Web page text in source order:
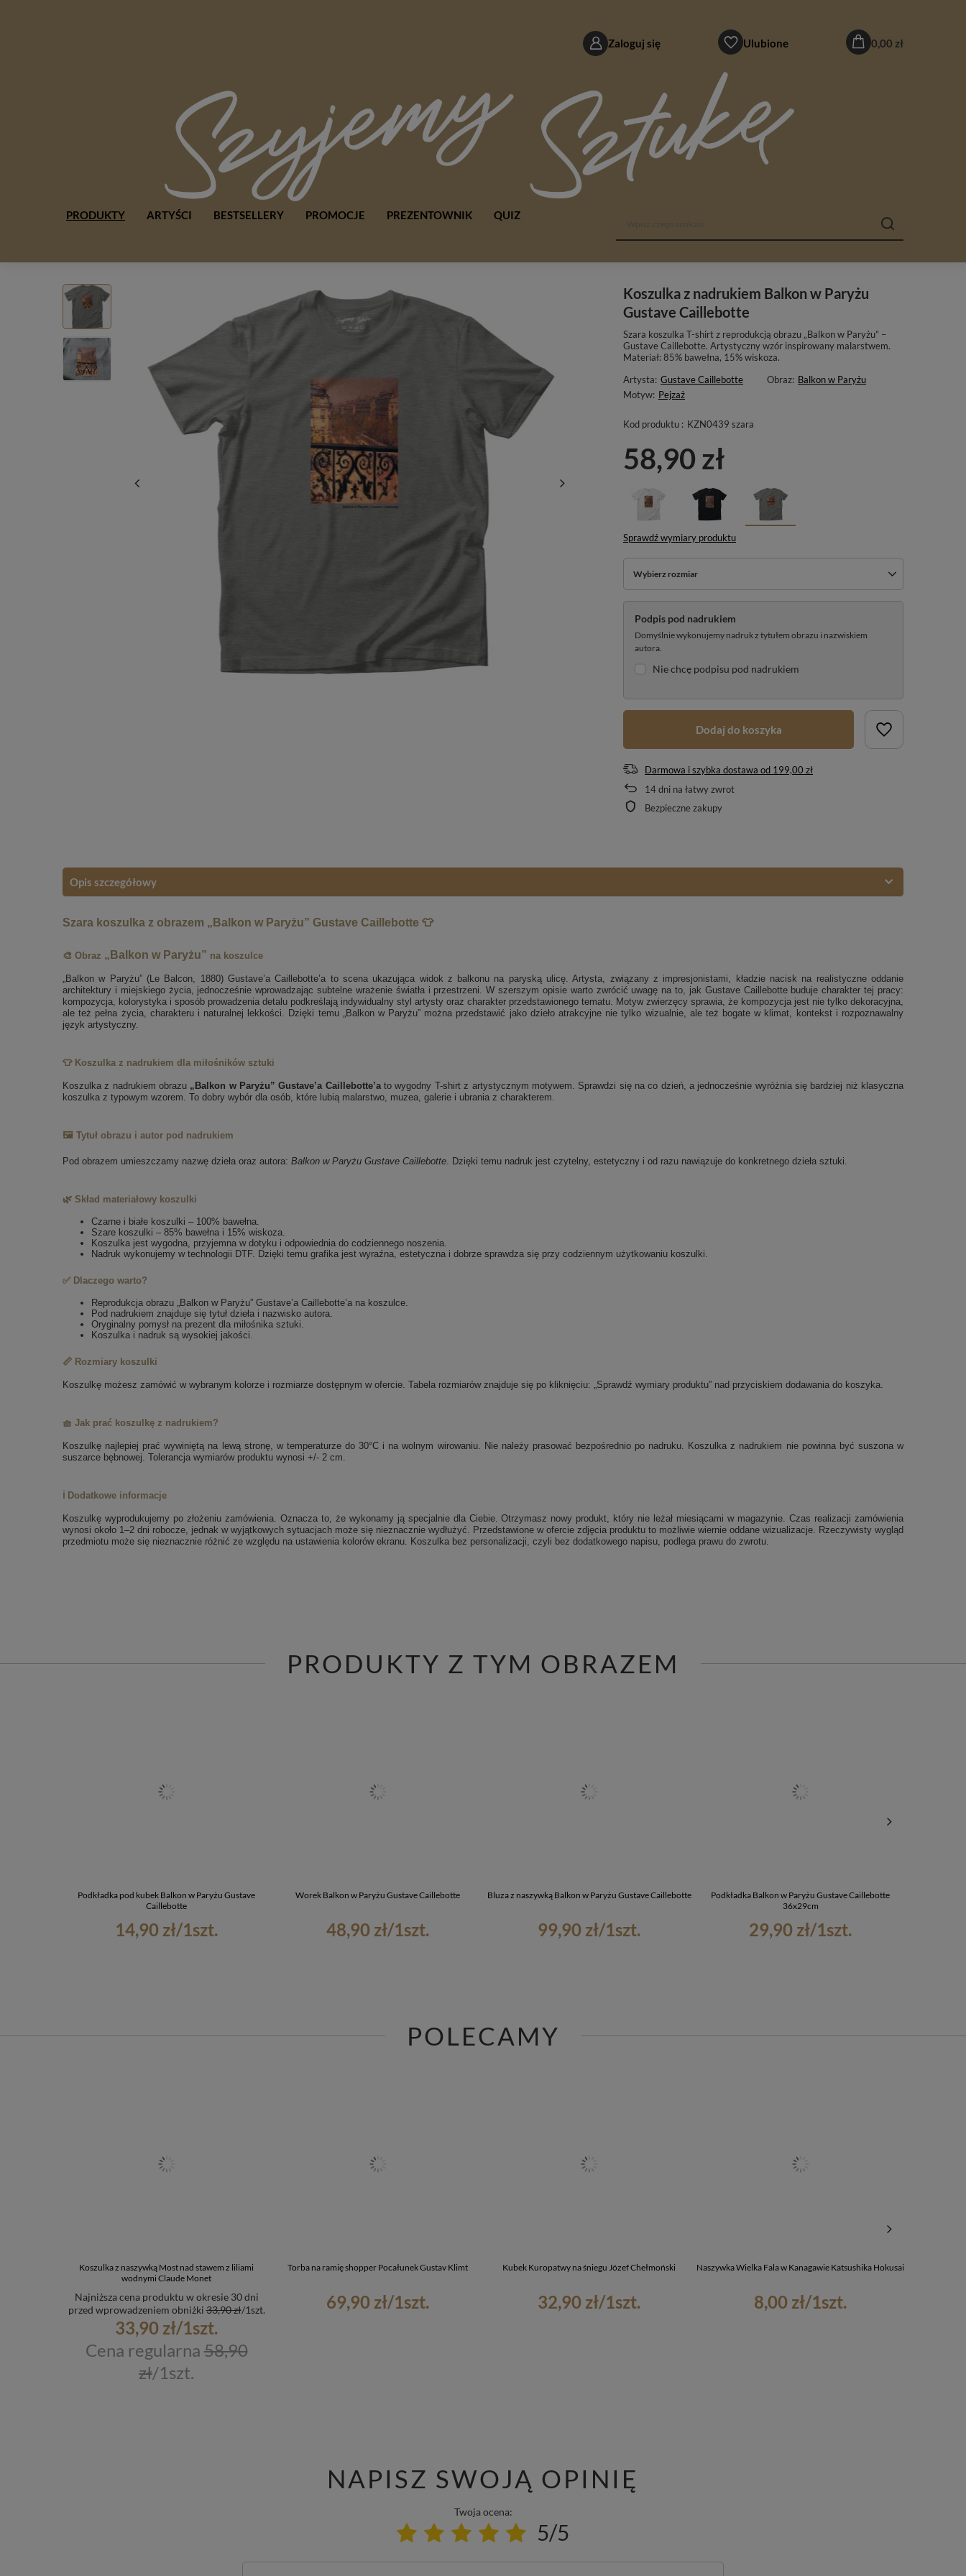
Zaloguj się Ulubione 0,00 zł
PRODUKTY ARTYŚCI BESTSELLERY PROMOCJE PREZENTOWNIK QUIZ
Koszulka z nadrukiem Balkon w Paryżu
Gustave Caillebotte
Szara koszulka T-shirt z reprodukcją obrazu „Balkon w Paryżu” –
Gustave Caillebotte. Artystyczny wzór inspirowany malarstwem.
Materiał: 85% bawełna, 15% wiskoza.
Artysta: Gustave Caillebotte Obraz: Balkon w Paryżu
Motyw: Pejzaż
Kod produktu : KZN0439 szara
58,90 zł
Sprawdź wymiary produktu
Wybierz rozmiar
Podpis pod nadrukiem
Domyślnie wykonujemy nadruk z tytułem obrazu i nazwiskiem
autora.
Nie chcę podpisu pod nadrukiem
Dodaj do koszyka
Darmowa i szybka dostawa od 199,00 zł
14dni na łatwy zwrot
Bezpieczne zakupy
Opis szczegółowy
Szara koszulka z obrazem „Balkon w Paryżu” Gustave Caillebotte 👕
🎨 Obraz „Balkon w Paryżu” na koszulce
„Balkon w Paryżu” (Le Balcon, 1880) Gustave’a Caillebotte’a to scena ukazująca widok z balkonu na paryską ulicę. Artysta, związany z impresjonistami, kładzie nacisk na realistyczne oddanie
architektury i miejskiego życia, jednocześnie wprowadzając subtelne wrażenie światła i przestrzeni. W szerszym opisie warto zwrócić uwagę na to, jak Gustave Caillebotte buduje charakter tej pracy:
kompozycja, kolorystyka i sposób prowadzenia detalu podkreślają indywidualny styl artysty oraz charakter przedstawionego tematu. Motyw zwierzęcy sprawia, że kompozycja jest nie tylko dekoracyjna,
ale też pełna życia, charakteru i naturalnej lekkości. Dzięki temu „Balkon w Paryżu” można przedstawić jako dzieło atrakcyjne nie tylko wizualnie, ale też bogate w klimat, kontekst i rozpoznawalny
język artystyczny.
👕 Koszulka z nadrukiem dla miłośników sztuki
Koszulka z nadrukiem obrazu „Balkon w Paryżu” Gustave’a Caillebotte’ato wygodny T-shirt z artystycznym motywem. Sprawdzi się na co dzień, a jednocześnie wyróżnia się bardziej niż klasyczna
koszulka z typowym wzorem. To dobry wybór dla osób, które lubią malarstwo, muzea, galerie i ubrania z charakterem.
🖼️ Tytuł obrazu i autor pod nadrukiem
Pod obrazem umieszczamy nazwę dzieła oraz autora: Balkon w Paryżu Gustave Caillebotte . Dzięki temu nadruk jest czytelny, estetyczny i od razu nawiązuje do konkretnego dzieła sztuki.
🌿 Skład materiałowy koszulki
Czarne i białe koszulki – 100% bawełna.
Szare koszulki – 85% bawełna i 15% wiskoza.
Koszulka jest wygodna, przyjemna w dotyku i odpowiednia do codziennego noszenia.
Nadruk wykonujemy w technologii DTF. Dzięki temu grafika jest wyraźna, estetyczna i dobrze sprawdza się przy codziennym użytkowaniu koszulki.
✅ Dlaczego warto?
Reprodukcja obrazu „Balkon w Paryżu” Gustave’a Caillebotte’a na koszulce.
Pod nadrukiem znajduje się tytuł dzieła i nazwisko autora.
Oryginalny pomysł na prezent dla miłośnika sztuki.
Koszulka i nadruk są wysokiej jakości.
📏 Rozmiary koszulki
Koszulkę możesz zamówić w wybranym kolorze i rozmiarze dostępnym w ofercie. Tabela rozmiarów znajduje się po kliknięciu: „Sprawdź wymiary produktu” nad przyciskiem dodawania do koszyka.
🧺 Jak prać koszulkę z nadrukiem?
Koszulkę najlepiej prać wywiniętą na lewą stronę, w temperaturze do 30°C i na wolnym wirowaniu. Nie należy prasować bezpośrednio po nadruku. Koszulka z nadrukiem nie powinna być suszona w
suszarce bębnowej. Tolerancja wymiarów produktu wynosi +/- 2 cm.
ℹ️ Dodatkowe informacje
Koszulkę wyprodukujemy po złożeniu zamówienia. Oznacza to, że wykonamy ją specjalnie dla Ciebie. Otrzymasz nowy produkt, który nie leżał miesiącami w magazynie. Czas realizacji zamówienia
wynosi około 1–2 dni robocze, jednak w wyjątkowych sytuacjach może się nieznacznie wydłużyć. Przedstawione w ofercie zdjęcia produktu to możliwie wiernie oddane wizualizacje. Rzeczywisty wygląd
przedmiotu może się nieznacznie różnić ze względu na ustawienia kolorów ekranu. Koszulka bez personalizacji, czyli bez dodatkowego napisu, podlega prawu do zwrotu.
PRODUKTY Z TYM OBRAZEM
Podkładka pod kubek Balkon w Paryżu Gustave
Caillebotte
14,90 zł/1szt.
Worek Balkon w Paryżu Gustave Caillebotte
48,90 zł/1szt.
Bluza z naszywką Balkon w Paryżu Gustave Caillebotte
99,90 zł/1szt.
Podkładka Balkon w Paryżu Gustave Caillebotte
36x29cm
29,90 zł/1szt.
POLECAMY
Koszulka z naszywką Most nad stawem z liliami
wodnymi Claude Monet
33,90 zł/1szt.
Najniższa cena produktu w okresie 30 dni
przed wprowadzeniem obniżki33,90 zł/1szt.
Cena regularna58,90
zł/1szt.
Torba na ramię shopper Pocałunek Gustav Klimt
69,90 zł/1szt.
Kubek Kuropatwy na śniegu Józef Chełmoński
32,90 zł/1szt.
Naszywka Wielka Fala w Kanagawie Katsushika Hokusai
8,00 zł/1szt.
NAPISZ SWOJĄ OPINIĘ
Twoja ocena:
5/5